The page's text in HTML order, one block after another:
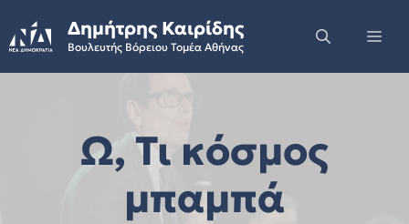
to
content
Δημήτρης Καιρίδης
Βουλευτής Βόρειου Τομέα Αθήνας
Ω, Τι κόσμος
μπαμπά